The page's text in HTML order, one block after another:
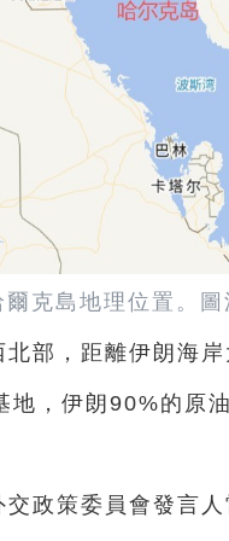
爾克島地理位置。圖
部，距離伊朗海
地，伊朗90%的原
政策委員會發言